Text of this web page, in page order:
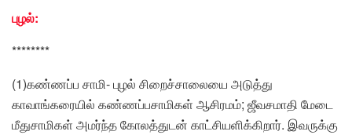
புழல்:
********
(1)கண்ணப்ப சாமி- புழல் சிறைச்சாலையை அடுத்து
காவாங்கரையில் கண்ணப்பசாமிகள் ஆசிரமம்; ஜீவசமாதி மேடை
மீதுசாமிகள் அமர்ந்த கோலத்துடன் காட்சியளிக்கிறார். இவருக்கு